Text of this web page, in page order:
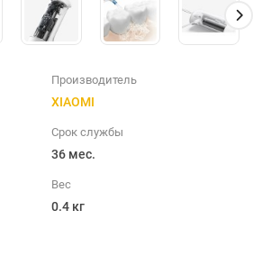
Производитель
XIAOMI
Срок службы
36 мес.
Вес
0.4 кг